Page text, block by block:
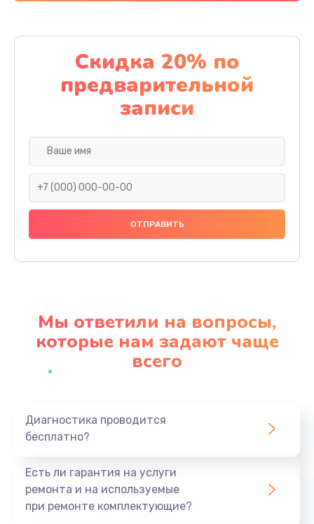
Замена материнской платы
1100 руб.
Заказать
Замена праймера
1000 руб.
Заказать
Профилактическая чистка
Заказать
Скидка 20% по
предварительной
записи
Мы ответили на вопросы,
которые нам задают чаще
всего
Диагностика проводится
бесплатно?
Есть ли гарантия на услуги
ремонта и на используемые
при ремонте комплектующие?